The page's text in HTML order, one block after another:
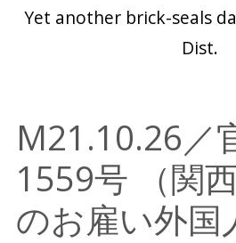
Yet another brick-seals
Dist.
M21.10.26／
1559号 （関
のお雇い外国